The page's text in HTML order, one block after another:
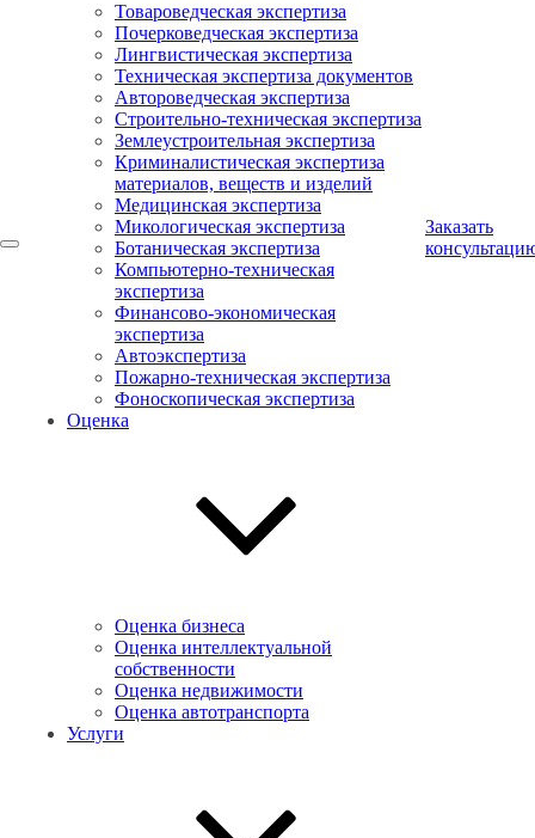
Товароведческая экспертиза
Почерковедческая экспертиза
Лингвистическая экспертиза
Техническая экспертиза документов
Автороведческая экспертиза
Cтроительно-техническая экспертиза
Землеустроительная экспертиза
Криминалистическая экспертиза
материалов, веществ и изделий
Медицинская экспертиза
Микологическая экспертиза
Ботаническая экспертиза
Компьютерно-техническая
экспертиза
Финансово-экономическая
экспертиза
Автоэкспертиза
Пожарно-техническая экспертиза
Фоноскопическая экспертиза
Оценка
Оценка бизнеса
Оценка интеллектуальной
собственности
Оценка недвижимости
Оценка автотранспорта
Услуги
Заказать